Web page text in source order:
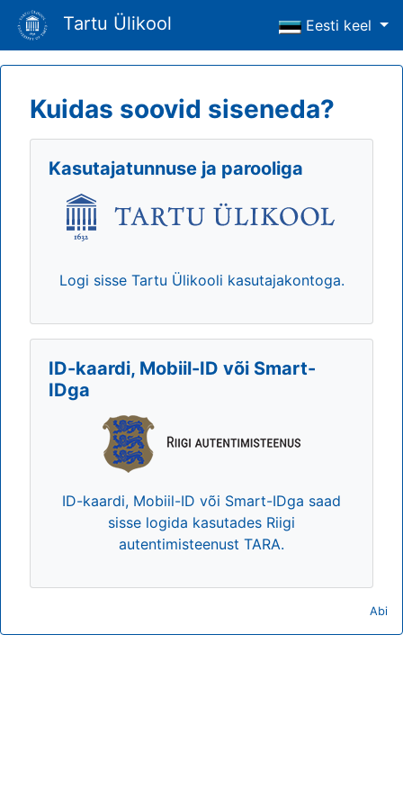
Tartu Ülikool Eesti keel
Kuidas soovid siseneda?
Kasutajatunnuse ja parooliga
Logi sisse Tartu Ülikooli kasutajakontoga.
ID-kaardi, Mobiil-ID või Smart-
IDga
ID-kaardi, Mobiil-ID või Smart-IDga saad
sisse logida kasutades Riigi
autentimisteenust TARA.
Abi